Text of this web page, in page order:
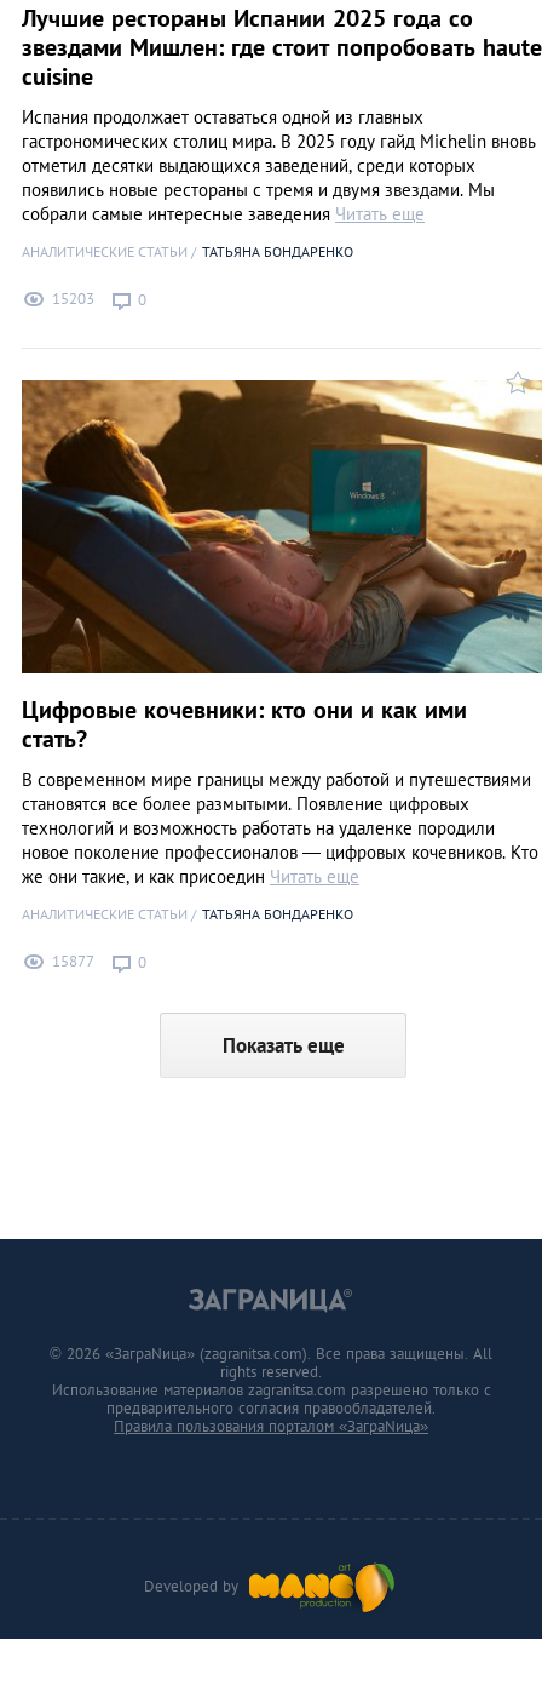
Лучшие рестораны Испании 2025 года со
звездами Мишлен: где стоит попробовать haute
cuisine
Испания продолжает оставаться одной из главных
гастрономических столиц мира. В 2025 году гайд Michelin вновь
отметил десятки выдающихся заведений, среди которых
появились новые рестораны с тремя и двумя звездами. Мы
собрали самые интересные заведения Читать еще
АНАЛИТИЧЕСКИЕ СТАТЬИ ТАТЬЯНА БОНДАРЕНКО
15203 0
Цифровые кочевники: кто они и как ими
стать?
В современном мире границы между работой и путешествиями
становятся все более размытыми. Появление цифровых
технологий и возможность работать на удаленке породили
новое поколение профессионалов — цифровых кочевников. Кто
же они такие, и как присоедин Читать еще
АНАЛИТИЧЕСКИЕ СТАТЬИ ТАТЬЯНА БОНДАРЕНКО
15877 0
Показать еще
Developed by
© 2026 «ЗаграNица» (zagranitsa.com). Все права защищены. All
rights reserved.
Использование материалов zagranitsa.com разрешено только с
предварительного согласия правообладателей.
Правила пользования порталом «ЗаграNица»